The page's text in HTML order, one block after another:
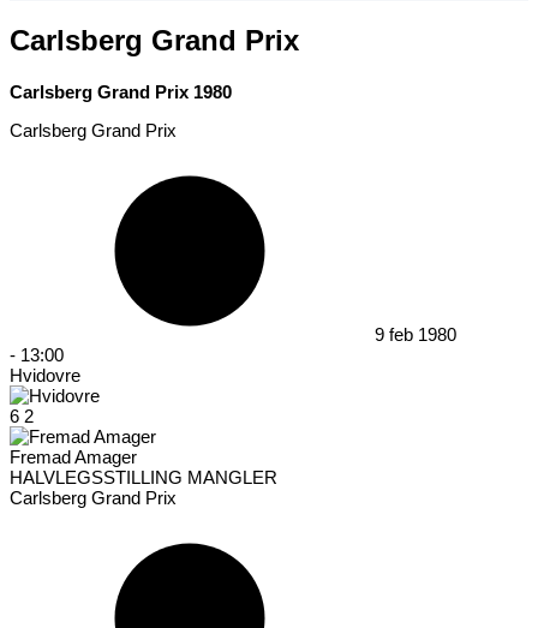
Carlsberg Grand Prix
Carlsberg Grand Prix 1980
Carlsberg Grand Prix
9 feb 1980
- 13:00
Hvidovre
6 2
Fremad Amager
HALVLEGSSTILLING MANGLER
Carlsberg Grand Prix